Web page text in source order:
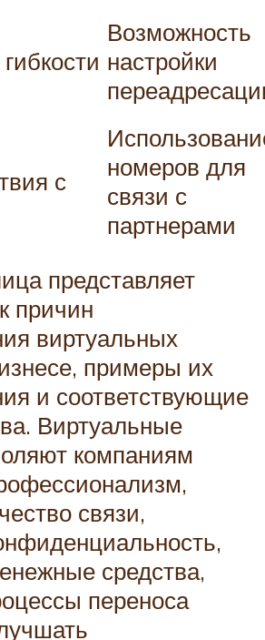
Возможность
настройки
с
номеров для
связи с
партнерами
представляет
причин
виртуальных
примеры их
и соответствующие
Виртуальные
компаниям
связи,
средства,
переноса